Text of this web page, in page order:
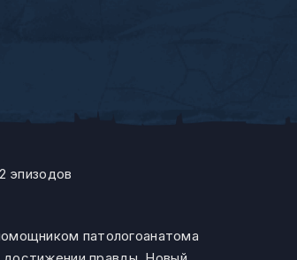
2 эпизодов
патологоанатома